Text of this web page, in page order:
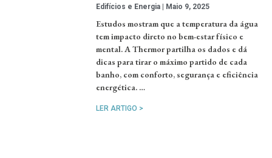
Edifícios e Energia Maio 9, 2025
Estudos mostram que a temperatura da água
tem impacto direto no bem-estar físico e
mental. A Thermor partilha os dados e dá
dicas para tirar o máximo partido de cada
banho, com conforto, segurança e eficiência
energética. …
LER ARTIGO >